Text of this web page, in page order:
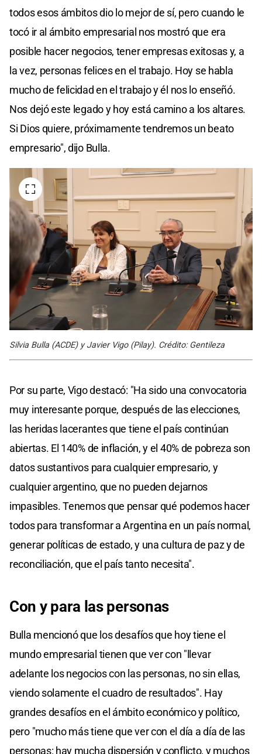
todos esos ámbitos dio lo mejor de sí, pero cuando le
tocó ir al ámbito empresarial nos mostró que era
posible hacer negocios, tener empresas exitosas y, a
la vez, personas felices en el trabajo. Hoy se habla
mucho de felicidad en el trabajo y él nos lo enseñó.
Nos dejó este legado y hoy está camino a los altares.
Si Dios quiere, próximamente tendremos un beato
empresario", dijo Bulla.
Silvia Bulla (ACDE) y Javier Vigo (Pilay). Crédito: Gentileza
Por su parte, Vigo destacó: "Ha sido una convocatoria
muy interesante porque, después de las elecciones,
las heridas lacerantes que tiene el país continúan
abiertas. El 140% de inflación, y el 40% de pobreza son
datos sustantivos para cualquier empresario, y
cualquier argentino, que no pueden dejarnos
impasibles. Tenemos que pensar qué podemos hacer
todos para transformar a Argentina en un país normal,
generar políticas de estado, y una cultura de paz y de
reconciliación, que el país tanto necesita".
Con y para las personas
Bulla mencionó que los desafíos que hoy tiene el
mundo empresarial tienen que ver con "llevar
adelante los negocios con las personas, no sin ellas,
viendo solamente el cuadro de resultados". Hay
grandes desafíos en el ámbito económico y político,
pero "mucho más tiene que ver con el día a día de las
personas: hay mucha dispersión y conflicto, y muchos